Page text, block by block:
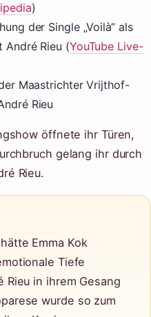
)
der Single „Voilà“ als
Rieu (YouTube Live-
Maastrichter Vrijthof-
Rieu
öffnete ihr Türen,
gelang ihr durch
Rieu.
Emma Kok
Tiefe
in ihrem Gesang
wurde so zum